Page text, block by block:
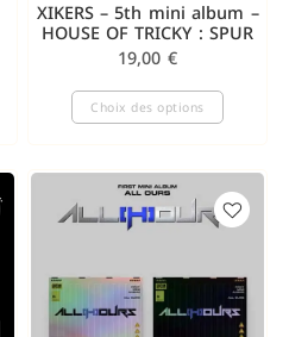
XIKERS – 5th mini album –
HOUSE OF TRICKY : SPUR
19,00 €
Choix des options